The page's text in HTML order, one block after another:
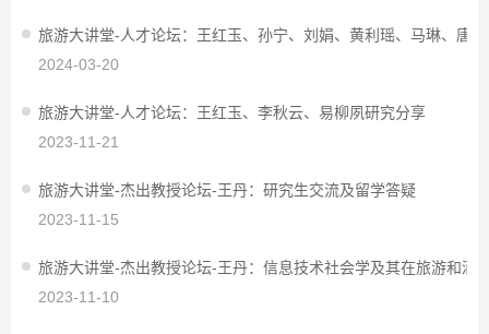
2024-03-20
旅游大讲堂-人才论坛：王红玉、孙宁、刘娟、黄利瑶、马琳、唐
2023-11-21
旅游大讲堂-人才论坛：王红玉、李秋云、易柳夙研究分享
2023-11-15
旅游大讲堂-杰出教授论坛-王丹：研究生交流及留学答疑
2023-11-10
旅游大讲堂-杰出教授论坛-王丹：信息技术社会学及其在旅游和酒